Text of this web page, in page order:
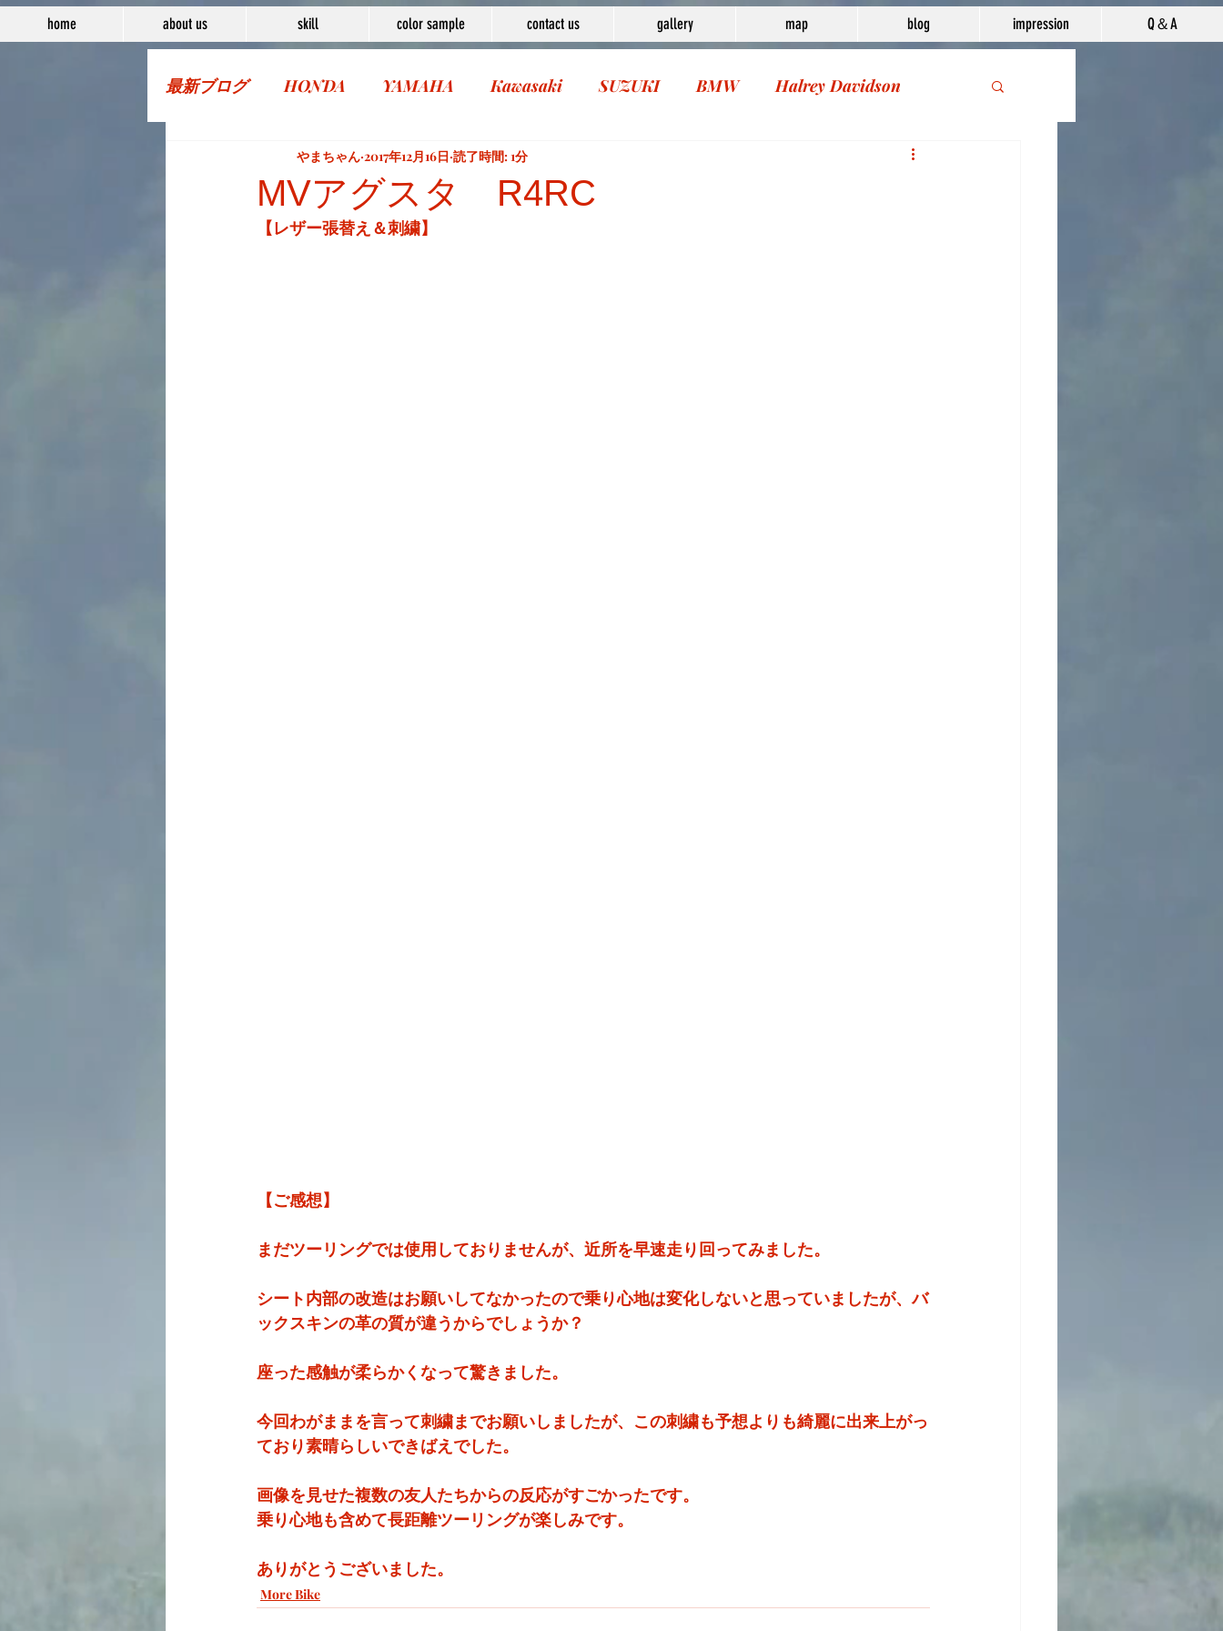
home about us skill color sample contact us gallery map blog impression Q＆A
最新ブログ HONDA YAMAHA Kawasaki SUZUKI BMW Halrey Davidson
MVアグスタ R4RC
やまちゃん 2017年12月16日 読了時間: 1分
【レザー張替え＆刺繍】
【ご感想】
まだツーリングでは使用しておりませんが、近所を早速走り回ってみました。
シート内部の改造はお願いしてなかったので乗り心地は変化しないと思っていましたが、バ
ックスキンの革の質が違うからでしょうか？
座った感触が柔らかくなって驚きました。
今回わがままを言って刺繍までお願いしましたが、この刺繍も予想よりも綺麗に出来上がっ
ており素晴らしいできばえでした。
画像を見せた複数の友人たちからの反応がすごかったです。
乗り心地も含めて長距離ツーリングが楽しみです。
ありがとうございました。
More Bike